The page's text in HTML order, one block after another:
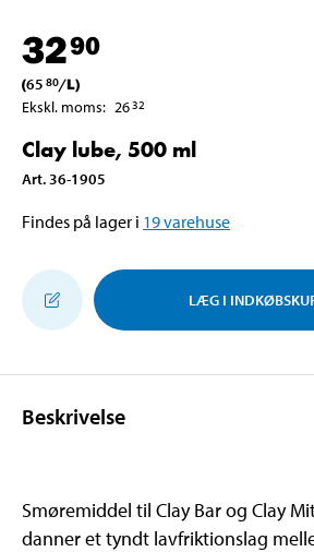
3290
(65 80/L)
Ekskl. moms: 2632
Clay lube, 500 ml
Art. 36-1905
Findes på lager i 19varehuse
LÆG I
Beskrivelse
Smøremiddel til Clay Bar og Clay
danner et tyndt lavfriktionslag